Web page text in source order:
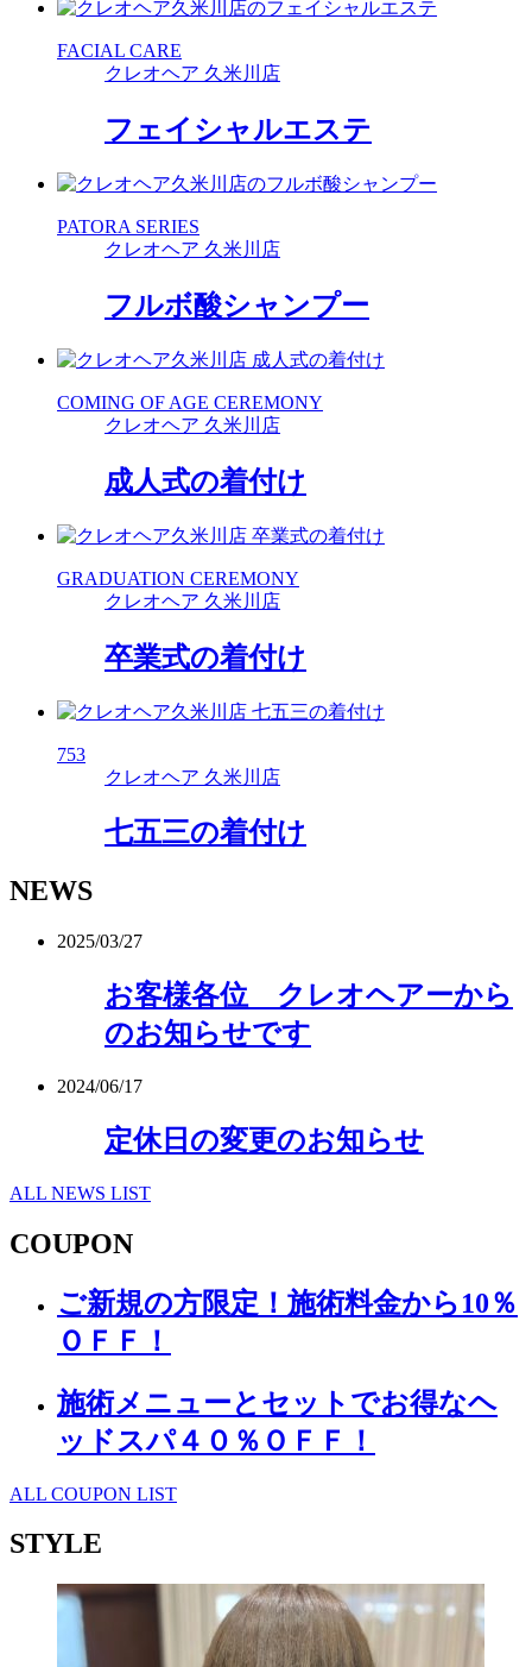
FACIAL CARE
クレオヘア 久米川店
フェイシャルエステ
PATORA SERIES
クレオヘア 久米川店
フルボ酸シャンプー
COMING OF AGE CEREMONY
クレオヘア 久米川店
成人式の着付け
GRADUATION CEREMONY
クレオヘア 久米川店
卒業式の着付け
753
クレオヘア 久米川店
七五三の着付け
NEWS
2025/03/27
お客様各位 クレオヘアーから
のお知らせです
2024/06/17
定休日の変更のお知らせ
ALL NEWS LIST
COUPON
ご新規の方限定！施術料金から10％
ＯＦＦ！
施術メニューとセットでお得なヘ
ッドスパ４０％ＯＦＦ！
ALL COUPON LIST
STYLE